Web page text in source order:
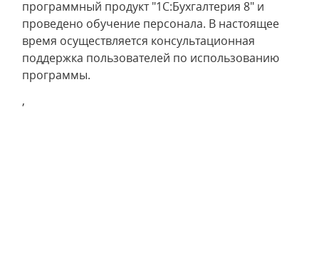
программный продукт "1С:Бухгалтерия 8" и
проведено обучение персонала. В настоящее
время осуществляется консультационная
поддержка пользователей по использованию
программы.
,